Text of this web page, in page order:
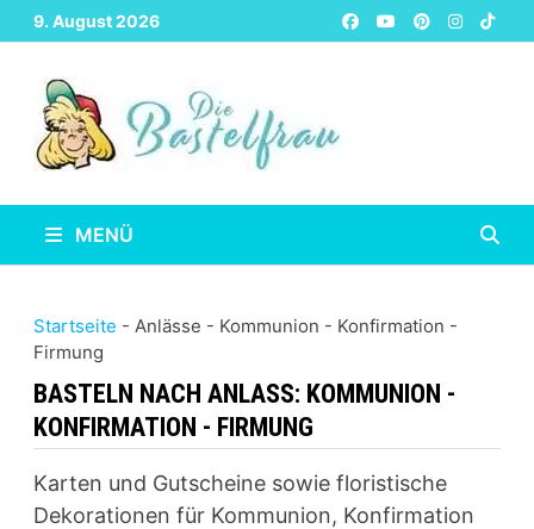
Zurück
zum
Inhalt
9. August 2026
MENÜ
Startseite - Anlässe - Kommunion - Konfirmation -
Firmung
BASTELN NACH ANLASS: KOMMUNION -
KONFIRMATION - FIRMUNG
Karten und Gutscheine sowie floristische
Dekorationen für Kommunion, Konfirmation